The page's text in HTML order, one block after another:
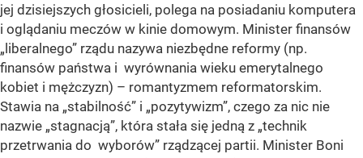
jej dzisiejszych głosicieli, polega na posiadaniu komputera
i oglądaniu meczów w kinie domowym. Minister finansów
„liberalnego” rządu nazywa niezbędne reformy (np.
finansów państwa i wyrównania wieku emerytalnego
kobiet i mężczyzn) – romantyzmem reformatorskim.
Stawia na „stabilność” i „pozytywizm”, czego za nic nie
nazwie „stagnacją”, która stała się jedną z „technik
przetrwania do wyborów” rządzącej partii. Minister Boni